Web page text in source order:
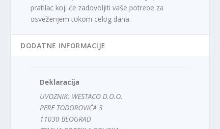
pratilac koji će zadovoljiti vaše potrebe za
osveženjem tokom celog dana.
DODATNE INFORMACIJE
Deklaracija
UVOZNIK: WESTACO D.O.O.
PERE TODOROVIĆA 3
11030 BEOGRAD